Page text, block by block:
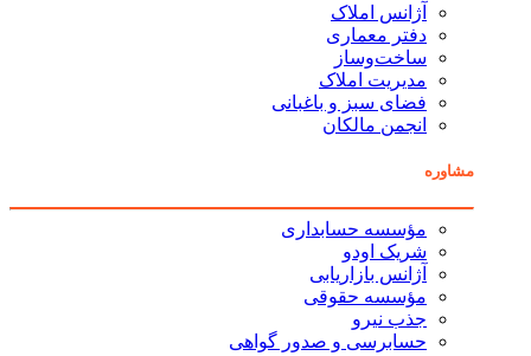
آژانس املاک
دفتر معماری
ساخت‌وساز
مدیریت املاک
فضای سبز و باغبانی
انجمن مالکان
مشاوره
مؤسسه حسابداری
شریک اودو
آژانس بازاریابی
مؤسسه حقوقی
جذب نیرو
حسابرسی و صدور گواهی